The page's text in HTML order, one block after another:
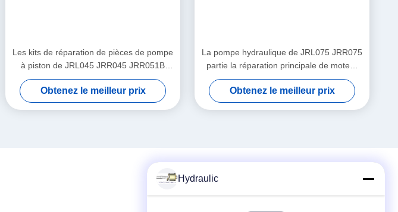
Les kits de réparation de pièces de pompe
à piston de JRL045 JRR045 JRR051B
embarquent l'assistance technique
hydraulique
Obtenez le meilleur prix
La pompe hydraulique de JRL075 JRR075
partie la réparation principale de moteur
de pompe d'excavatrice
Obtenez le meilleur prix
Hydraulic